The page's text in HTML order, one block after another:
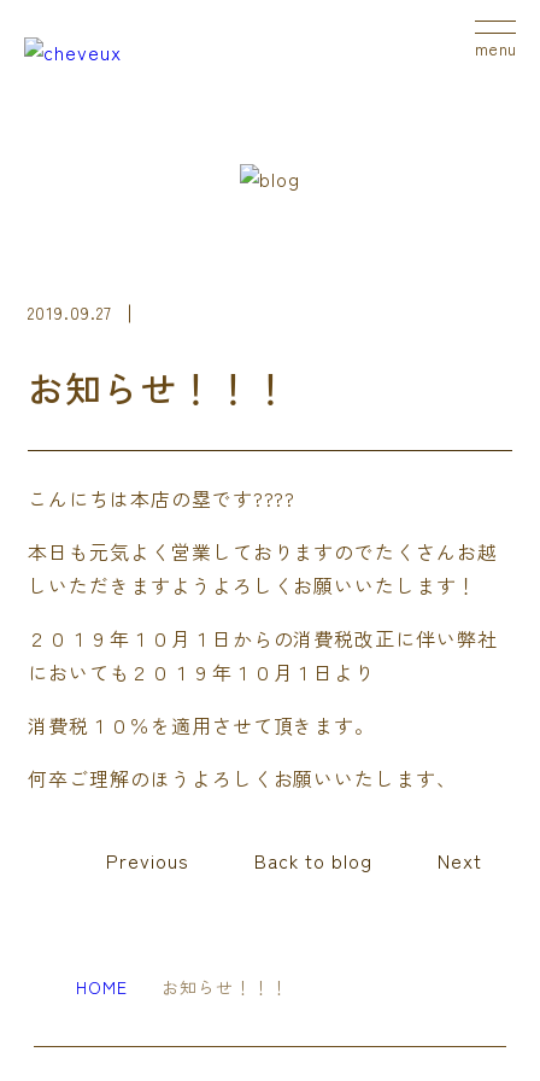
menu
2019.09.27
お知らせ！！！
こんにちは本店の塁です????
本日も元気よく営業しておりますのでたくさんお越
しいただきますようよろしくお願いいたします！
２０１９年１０月１日からの消費税改正に伴い弊社
においても２０１９年１０月１日より
消費税１０％を適用させて頂きます。
何卒ご理解のほうよろしくお願いいたします、
Back to blog
Previous Next
HOME お知らせ！！！